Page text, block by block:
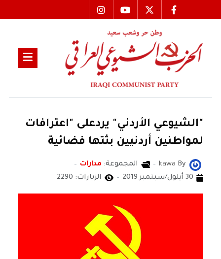
‏"الشيوعي الأردني" يردعلى "اعترافات
لمواطنين أردنيين بثتها‏ فضائية
By
kawa المجموعة: مدارات
30 أيلول/سبتمبر 2019
الزيارات: 2290